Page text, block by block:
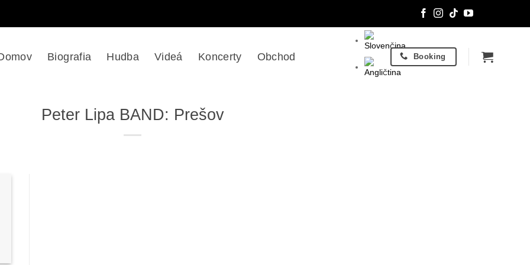
Biografia Hudba Videá Koncerty Obchod Booking
Peter Lipa BAND: Prešov